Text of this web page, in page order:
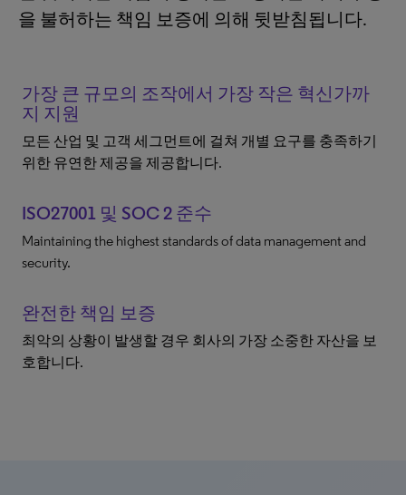
을 불허하는 책임 보증에 의해 뒷받침됩니다.
가장 큰 규모의 조작에서 가장 작은 혁신가까
지 지원
모든 산업 및 고객 세그먼트에 걸쳐 개별 요구를 충족하기
위한 유연한 제공을 제공합니다.
ISO27001 및 SOC 2 준수
Maintaining the highest standards of data management and
security.
완전한 책임 보증
최악의 상황이 발생할 경우 회사의 가장 소중한 자산을 보
호합니다.